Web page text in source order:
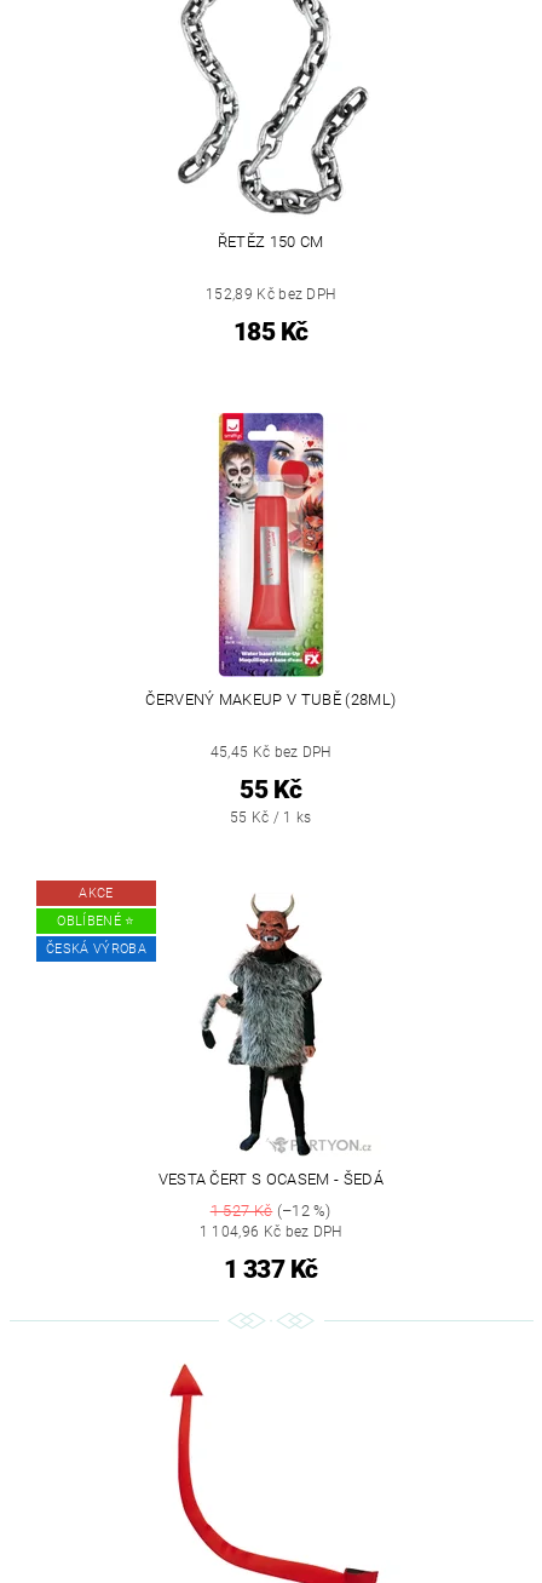
ŘETĚZ 150 CM
152,89 Kč bez DPH
185 Kč
ČERVENÝ MAKEUP V TUBĚ (28ML)
45,45 Kč bez DPH
55 Kč
55 Kč / 1 ks
AKCE
OBLÍBENÉ ⭐️
ČESKÁ VÝROBA
VESTA ČERT S OCASEM - ŠEDÁ
1 527 Kč(–12 %)
1 104,96 Kč bez DPH
1 337 Kč